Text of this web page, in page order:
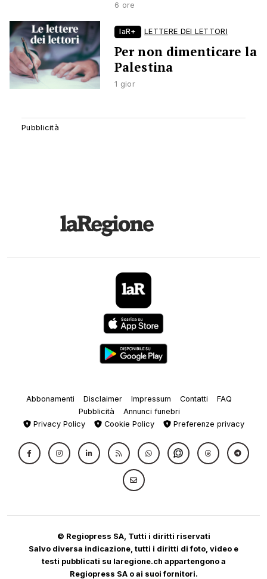
6 ore
laR+ LETTERE DEI LETTORI
Per non dimenticare la
Palestina
1 gior
Abbonamenti Disclaimer Impressum Contatti
FAQ
Pubblicità
Annunci funebri
Privacy Policy
Cookie Policy Preferenze privacy
© Regiopress SA, Tutti i diritti riservati
Salvo diversa indicazione, tutti i diritti di foto, video e
testi pubblicati su laregione.ch appartengono a
Regiopress SA o ai suoi fornitori.